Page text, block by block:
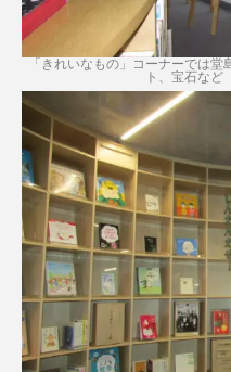
「きれいなもの」コーナーでは
ト、宝石など